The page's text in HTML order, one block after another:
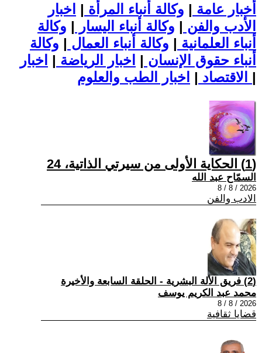
أخبار عامة | وكالة أنباء المرأة | اخبار
الأدب والفن | وكالة أنباء اليسار | وكالة
أنباء العلمانية | وكالة أنباء العمال | وكالة
أنباء حقوق الإنسان | اخبار الرياضة | اخبار
الاقتصاد | |
(1) الحكاية الأولى من سيرتي الذاتية، 24
السمّاح عبد الله
2026 / 8 / 8
الادب والفن
(2) فريق الألة البشرية - الحلقة السابعة والأخيرة
محمد عبد الكريم يوسف
2026 / 8 / 8
قضايا ثقافية